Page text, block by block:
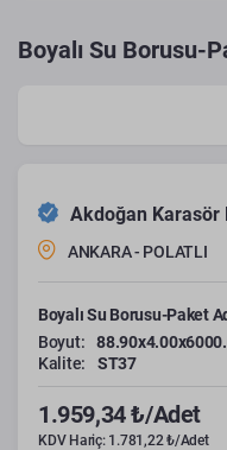
Boyalı Su Borusu-
Akdoğan Karasör
ANKARA - POLATLI
Boyalı Su Borusu-Paket
Boyut:
Kalite:
ST37
1.959,34 ₺/Adet
KDV Hariç: 1.781,22 ₺/Adet